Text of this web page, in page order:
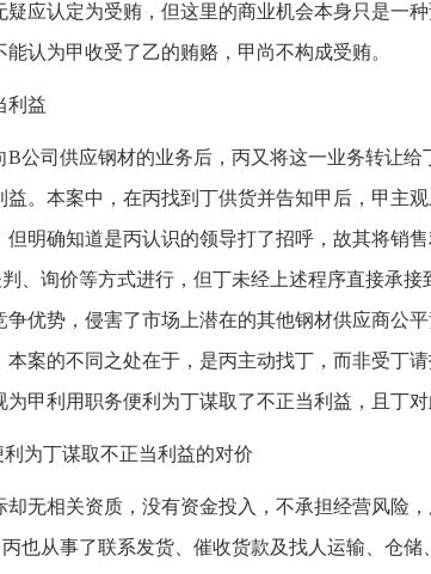
应认定为受贿，但这里的商业机会本身只是一种
认为甲收受了乙的贿赂，甲尚不构成受贿。
利益
公司供应钢材的业务后，丙又将这一业务转让
。本案中，在丙找到丁供货并告知甲后，甲主观
明确知道是丙认识的领导打了招呼，故其将销
、询价等方式进行，但丁未经上述程序直接承接
优势，侵害了市场上潜在的其他钢材供应商公
案的不同之处在于，是丙主动找丁，而非受丁请
甲利用职务便利为丁谋取了不正当利益，且丁对
为丁谋取不正当利益的对价
无相关资质，没有资金投入，不承担经营风险
也从事了联系发货、催收货款及找人运输、仓储